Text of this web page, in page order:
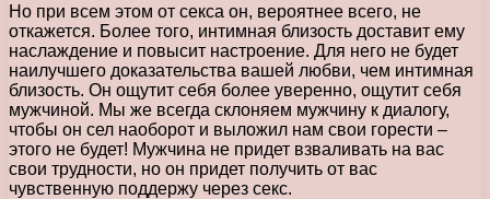
Но при всем этом от секса он, вероятнее всего, не
откажется. Более того, интимная близость доставит ему
наслаждение и повысит настроение. Для него не будет
наилучшего доказательства вашей любви, чем интимная
близость. Он ощутит себя более уверенно, ощутит себя
мужчиной. Мы же всегда склоняем мужчину к диалогу,
чтобы он сел наоборот и выложил нам свои горести –
этого не будет! Мужчина не придет взваливать на вас
свои трудности, но он придет получить от вас
чувственную поддержу через секс.